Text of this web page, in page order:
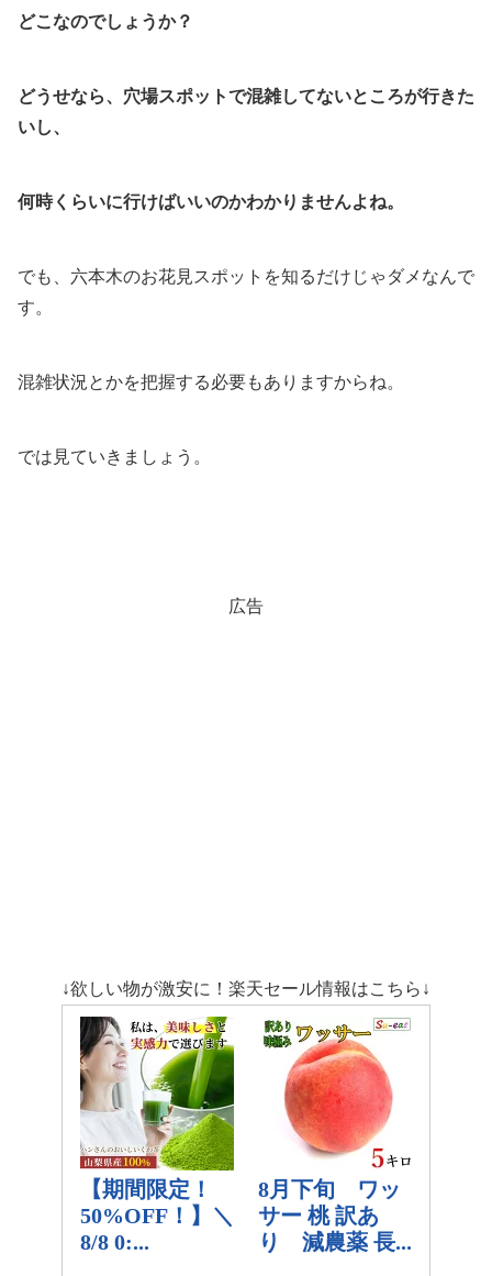
どこなのでしょうか？
どうせなら、穴場スポットで混雑してないところが行きた
いし、
何時くらいに行けばいいのかわかりませんよね。
でも、六本木のお花見スポットを知るだけじゃダメなんで
す。
混雑状況とかを把握する必要もありますからね。
では見ていきましょう。
広告
↓欲しい物が激安に！楽天セール情報はこちら↓